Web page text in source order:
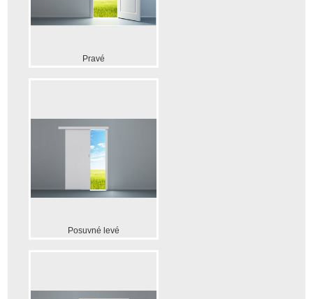
Pravé
Posuvné levé